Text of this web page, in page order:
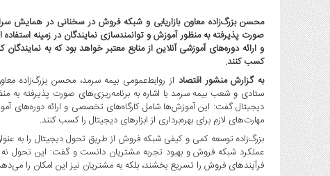
استارت
آپ
و
فن
آوری
بانک
،
بیمه
و
ارز
دیجیتال
محسن بزرگ‌زاده معاون بازاریابی و شبکه فروش در سخنانی در همایش
صورت پذیرفته به منظور آموزش و توانمندسازی نمایندگان در زمینه
و ارائه دوره‌های آموزشی آنلاین از منابع معتبر خواهد بود که به
کسب کنند.
به گزارش منشور اقتصاد از روابط‌عمومی بیمه سرمد، محسن بزرگ‌زاده
ستادی و شعب بیمه سرمد با اشاره به برنامه‌ریزی‌های صورت پذیرفته به
دیجیتال گفت: این آموزش‌ها شامل کارگاه‌های تخصصی و ارائه دوره‌های
مهارت‌های لازم برای بهره‌برداری از ابزارهای دیجیتال را کسب کنند.
عملکرد شبکه فروش و بهبود تجربه مشتریان دانست و گفت: این تحول نه
فرآیندهای فروش را تسریع بخشند، بلکه به مشتریان نیز این امکان را